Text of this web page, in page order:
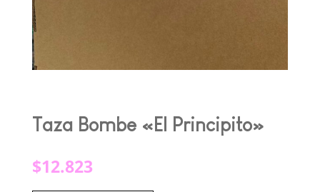
Taza Bombe «El Principito»
$12.823